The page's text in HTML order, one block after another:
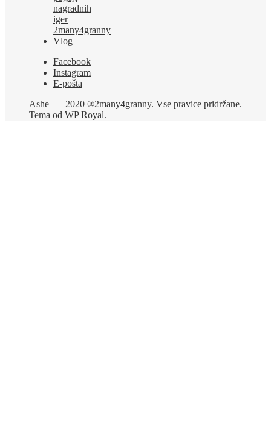
nagradnih
iger
2many4granny
Vlog
Facebook
Instagram
E-pošta
2020 ®2many4granny. Vse pravice pridržane.
Ashe
Tema od WP Royal.